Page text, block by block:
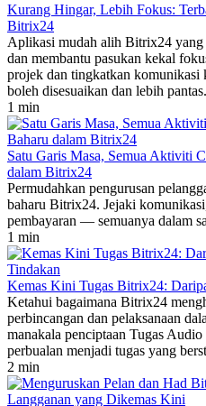
Kurang Hingar, Lebih Fokus:
Bitrix24
Aplikasi mudah alih Bitrix24 yang
dan membantu pasukan kekal
projek dan tingkatkan komunikasi
boleh disesuaikan dan lebih pantas.
1 min
Satu Garis Masa, Semua Aktiviti
dalam Bitrix24
Permudahkan pengurusan
baharu Bitrix24. Jejaki
pembayaran — semuanya dalam
1 min
Kemas Kini Tugas Bitrix24:
Ketahui bagaimana Bitrix24
perbincangan dan pelaksanaan
manakala penciptaan Tugas
perbualan menjadi tugas yang
2 min